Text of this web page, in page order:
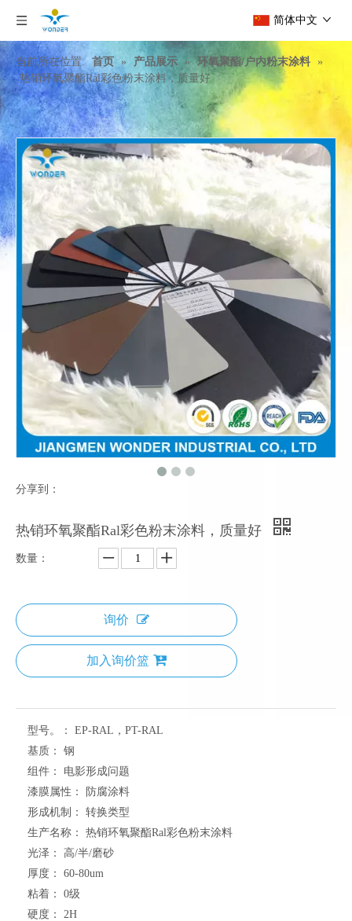
简体中文
当前所在位置: 首页 » 产品展示 » 环氧聚酯/户内粉末涂料 »
热销环氧聚酯Ral彩色粉末涂料，质量好
分享到：
热销环氧聚酯Ral彩色粉末涂料，质量好
数量：
询价
加入询价篮
型号。：
EP-RAL，PT-RAL
基质：
钢
组件：
电影形成问题
漆膜属性：
防腐涂料
形成机制：
转换类型
生产名称：
热销环氧聚酯Ral彩色粉末涂料
光泽：
高/半/磨砂
厚度：
60-80um
粘着：
0级
硬度：
2H